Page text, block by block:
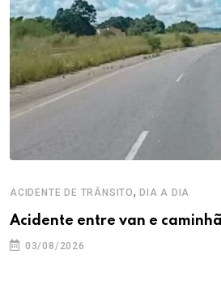
ACIDENTE DE TRÂNSITO, DIA A DIA
Acidente entre van e
03/08/2026